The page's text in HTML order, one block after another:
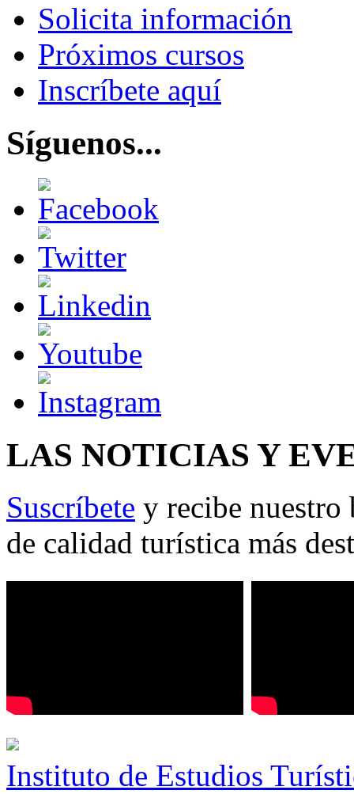
Solicita información
Próximos cursos
Inscríbete aquí
Síguenos...
LAS NOTICIAS Y
Suscríbete y recibe nuestro
de calidad turística más
Instituto de Estudios